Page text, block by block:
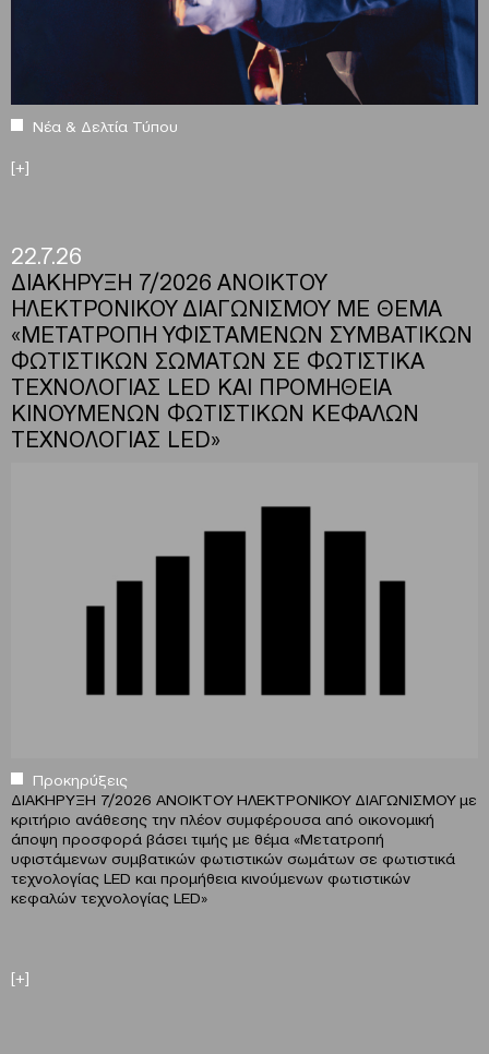
Νέα & Δελτία Τύπου
[+]
22.7.26
ΔΙΑΚΗΡΥΞΗ 7/2026 ΑΝΟΙΚΤΟΥ
ΗΛΕΚΤΡΟΝΙΚΟΥ ΔΙΑΓΩΝΙΣΜΟΥ ΜΕ ΘΕΜΑ
«ΜΕΤΑΤΡΟΠΗ ΥΦΙΣΤΑΜΕΝΩΝ ΣΥΜΒΑΤΙΚΩΝ
ΦΩΤΙΣΤΙΚΩΝ ΣΩΜΑΤΩΝ ΣΕ ΦΩΤΙΣΤΙΚΑ
ΤΕΧΝΟΛΟΓΙΑΣ LED ΚΑΙ ΠΡΟΜΗΘΕΙΑ
ΚΙΝΟΥΜΕΝΩΝ ΦΩΤΙΣΤΙΚΩΝ ΚΕΦΑΛΩΝ
ΤΕΧΝΟΛΟΓΙΑΣ LED»
Προκηρύξεις
ΔΙΑΚΗΡΥΞΗ 7/2026 ΑΝΟΙΚΤΟΥ ΗΛΕΚΤΡΟΝΙΚΟΥ ΔΙΑΓΩΝΙΣΜΟΥ με
κριτήριο ανάθεσης την πλέον συμφέρουσα από οικονομική
άποψη προσφορά βάσει τιμής με θέμα «Μετατροπή
υφιστάμενων συμβατικών φωτιστικών σωμάτων σε φωτιστικά
τεχνολογίας LED και προμήθεια κινούμενων φωτιστικών
κεφαλών τεχνολογίας LED»
[+]